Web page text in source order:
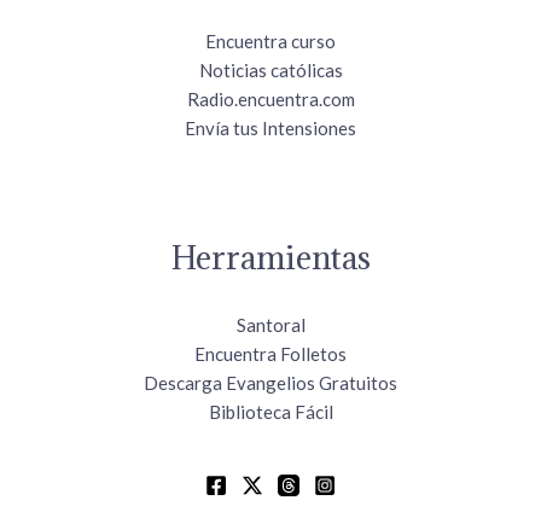
Encuentra curso
Noticias católicas
Radio.encuentra.com
Envía tus Intensiones
Herramientas
Santoral
Encuentra Folletos
Descarga Evangelios Gratuitos
Biblioteca Fácil